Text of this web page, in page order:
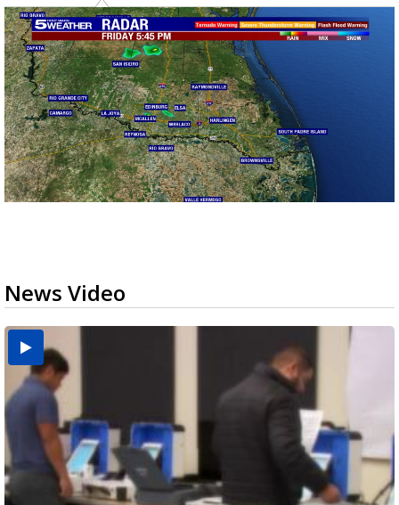
News Video